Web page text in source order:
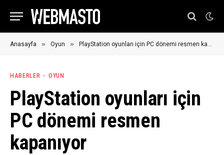
Anasayfa » Oyun » PlayStation oyunları için PC dönemi resmen kapanıyor
HABERLER OYUN
PlayStation oyunları için
PC dönemi resmen
kapanıyor